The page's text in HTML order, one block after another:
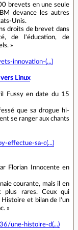
brevets en une seule
devance les autres
Unis.
droits de brevet dans
de l'éducation, de
»
innovation-(...)
Linux
Fussy en date du 15
que sa drogue hi-
se ranger aux chants
effectue-sa-c(...)
Florian Innocente en
courante, mais il en
plus rares. Ceux qui
Histoire et bilan de l'un
»
une-histoire-d(...)